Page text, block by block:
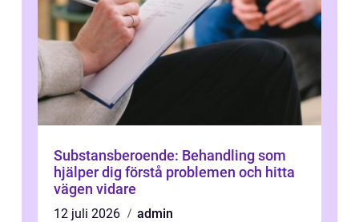
Substansberoende: Behandling som
hjälper dig förstå problemen och hitta
vägen vidare
12 juli 2026
admin